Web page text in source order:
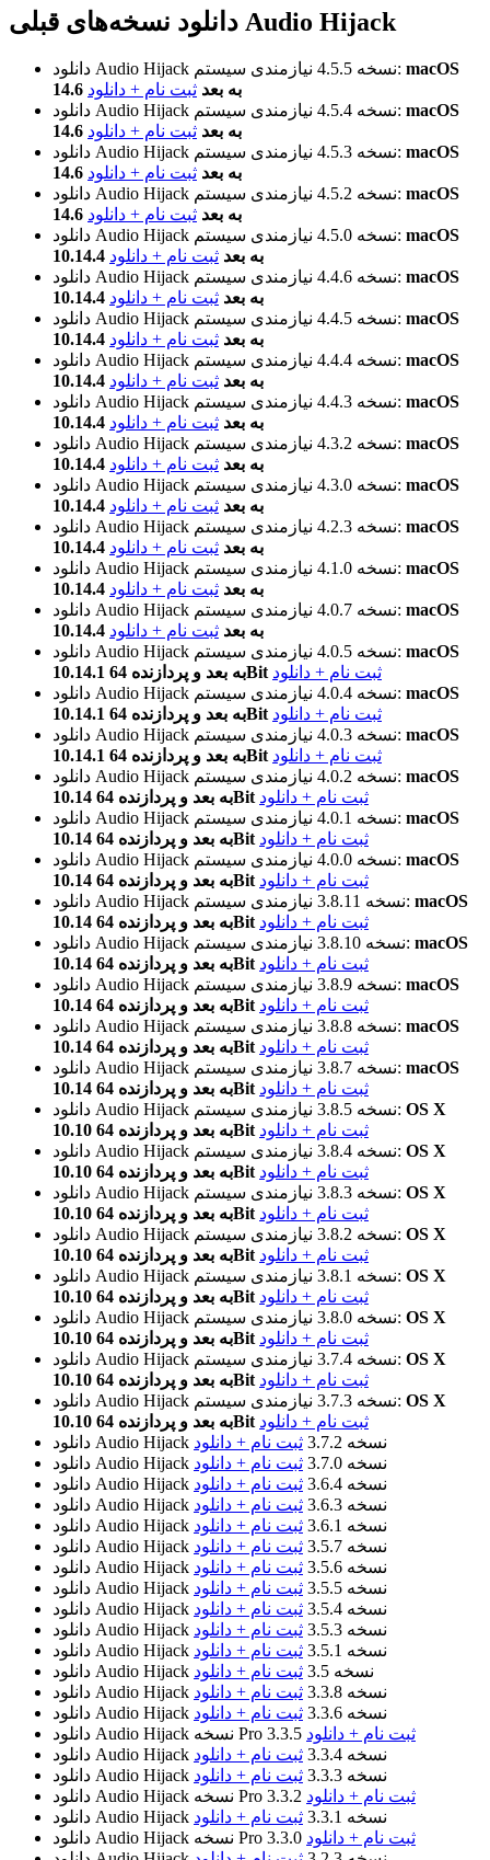
دانلود نسخه‌های قبلی Audio Hijack
دانلود Audio Hijack نسخه 4.5.5نیازمندی سیستم: macOS
14.6 به بعد ثبت نام + دانلود
دانلود Audio Hijack
نسخه 4.5.4نیازمندی سیستم: macOS
14.6 به بعد ثبت نام + دانلود
دانلود Audio Hijack
نسخه 4.5.3نیازمندی سیستم: macOS
14.6 به بعد ثبت نام + دانلود
دانلود Audio Hijack
نسخه 4.5.2نیازمندی سیستم: macOS
14.6 به بعد ثبت نام + دانلود
دانلود Audio Hijack
نسخه 4.5.0نیازمندی سیستم: macOS
10.14.4 به بعد ثبت نام + دانلود
دانلود Audio Hijack
نسخه 4.4.6نیازمندی سیستم: macOS
10.14.4 به بعد ثبت نام + دانلود
دانلود Audio Hijack
نسخه 4.4.5نیازمندی سیستم: macOS
10.14.4 به بعد ثبت نام + دانلود
دانلود Audio Hijack
نسخه 4.4.4نیازمندی سیستم: macOS
10.14.4 به بعد ثبت نام + دانلود
دانلود Audio Hijack
نسخه 4.4.3نیازمندی سیستم: macOS
10.14.4 به بعد ثبت نام + دانلود
دانلود Audio Hijack
نسخه 4.3.2نیازمندی سیستم: macOS
10.14.4 به بعد ثبت نام + دانلود
دانلود Audio Hijack
نسخه 4.3.0نیازمندی سیستم: macOS
10.14.4 به بعد ثبت نام + دانلود
دانلود Audio Hijack
نسخه 4.2.3نیازمندی سیستم: macOS
10.14.4 به بعد ثبت نام + دانلود
دانلود Audio Hijack
نسخه 4.1.0نیازمندی سیستم: macOS
10.14.4 به بعد ثبت نام + دانلود
دانلود Audio Hijack
نسخه 4.0.7نیازمندی سیستم: macOS
10.14.4 به بعد ثبت نام + دانلود
دانلود Audio Hijack
نسخه 4.0.5نیازمندی سیستم: macOS
10.14.1 به بعد و پردازنده 64Bit ثبت نام + دانلود
دانلود Audio Hijack
نسخه 4.0.4نیازمندی سیستم: macOS
10.14.1 به بعد و پردازنده 64Bit ثبت نام + دانلود
دانلود Audio Hijack
نسخه 4.0.3نیازمندی سیستم: macOS
10.14.1 به بعد و پردازنده 64Bit ثبت نام + دانلود
دانلود Audio Hijack
نسخه 4.0.2نیازمندی سیستم: macOS
10.14 به بعد و پردازنده 64Bit ثبت نام + دانلود
دانلود Audio Hijack
نسخه 4.0.1نیازمندی سیستم: macOS
10.14 به بعد و پردازنده 64Bit ثبت نام + دانلود
دانلود Audio Hijack
نسخه 4.0.0نیازمندی سیستم: macOS
10.14 به بعد و پردازنده 64Bit ثبت نام + دانلود
دانلود Audio Hijack
نسخه 3.8.11نیازمندی سیستم: macOS
10.14 به بعد و پردازنده 64Bit ثبت نام + دانلود
دانلود Audio Hijack
نسخه 3.8.10نیازمندی سیستم: macOS
10.14 به بعد و پردازنده 64Bit ثبت نام + دانلود
دانلود Audio Hijack
نسخه 3.8.9نیازمندی سیستم: macOS
10.14 به بعد و پردازنده 64Bit ثبت نام + دانلود
دانلود Audio Hijack
نسخه 3.8.8نیازمندی سیستم: macOS
10.14 به بعد و پردازنده 64Bit ثبت نام + دانلود
دانلود Audio Hijack
نسخه 3.8.7نیازمندی سیستم: macOS
10.14 به بعد و پردازنده 64Bit ثبت نام + دانلود
دانلود Audio Hijack
نسخه 3.8.5نیازمندی سیستم: OS X
10.10 به بعد و پردازنده 64Bit ثبت نام + دانلود
دانلود Audio Hijack
نسخه 3.8.4نیازمندی سیستم: OS X
10.10 به بعد و پردازنده 64Bit ثبت نام + دانلود
دانلود Audio Hijack
نسخه 3.8.3نیازمندی سیستم: OS X
10.10 به بعد و پردازنده 64Bit ثبت نام + دانلود
دانلود Audio Hijack
نسخه 3.8.2نیازمندی سیستم: OS X
10.10 به بعد و پردازنده 64Bit ثبت نام + دانلود
دانلود Audio Hijack
نسخه 3.8.1نیازمندی سیستم: OS X
10.10 به بعد و پردازنده 64Bit ثبت نام + دانلود
دانلود Audio Hijack
نسخه 3.8.0نیازمندی سیستم: OS X
10.10 به بعد و پردازنده 64Bit ثبت نام + دانلود
دانلود Audio Hijack
نسخه 3.7.4نیازمندی سیستم: OS X
10.10 به بعد و پردازنده 64Bit ثبت نام + دانلود
دانلود Audio Hijack
نسخه 3.7.3نیازمندی سیستم: OS X
10.10 به بعد و پردازنده 64Bit ثبت نام + دانلود
دانلود Audio Hijack
نسخه 3.7.2
ثبت نام + دانلود
دانلود Audio Hijack
نسخه 3.7.0
ثبت نام + دانلود
دانلود Audio Hijack
نسخه 3.6.4
ثبت نام + دانلود
دانلود Audio Hijack
نسخه 3.6.3
ثبت نام + دانلود
دانلود Audio Hijack
نسخه 3.6.1
ثبت نام + دانلود
دانلود Audio Hijack
نسخه 3.5.7
ثبت نام + دانلود
دانلود Audio Hijack
نسخه 3.5.6
ثبت نام + دانلود
دانلود Audio Hijack
نسخه 3.5.5
ثبت نام + دانلود
دانلود Audio Hijack
نسخه 3.5.4
ثبت نام + دانلود
دانلود Audio Hijack
نسخه 3.5.3
ثبت نام + دانلود
دانلود Audio Hijack
نسخه 3.5.1
ثبت نام + دانلود
دانلود Audio Hijack
نسخه 3.5
ثبت نام + دانلود
دانلود Audio Hijack
نسخه 3.3.8
ثبت نام + دانلود
دانلود Audio Hijack
نسخه 3.3.6
ثبت نام + دانلود
دانلود Audio Hijack
نسخه Pro 3.3.5 ثبت نام + دانلود
دانلود Audio Hijack
نسخه 3.3.4
ثبت نام + دانلود
دانلود Audio Hijack
نسخه 3.3.3
ثبت نام + دانلود
دانلود Audio Hijack
نسخه Pro 3.3.2 ثبت نام + دانلود
دانلود Audio Hijack
نسخه 3.3.1
ثبت نام + دانلود
دانلود Audio Hijack
نسخه Pro 3.3.0 ثبت نام + دانلود